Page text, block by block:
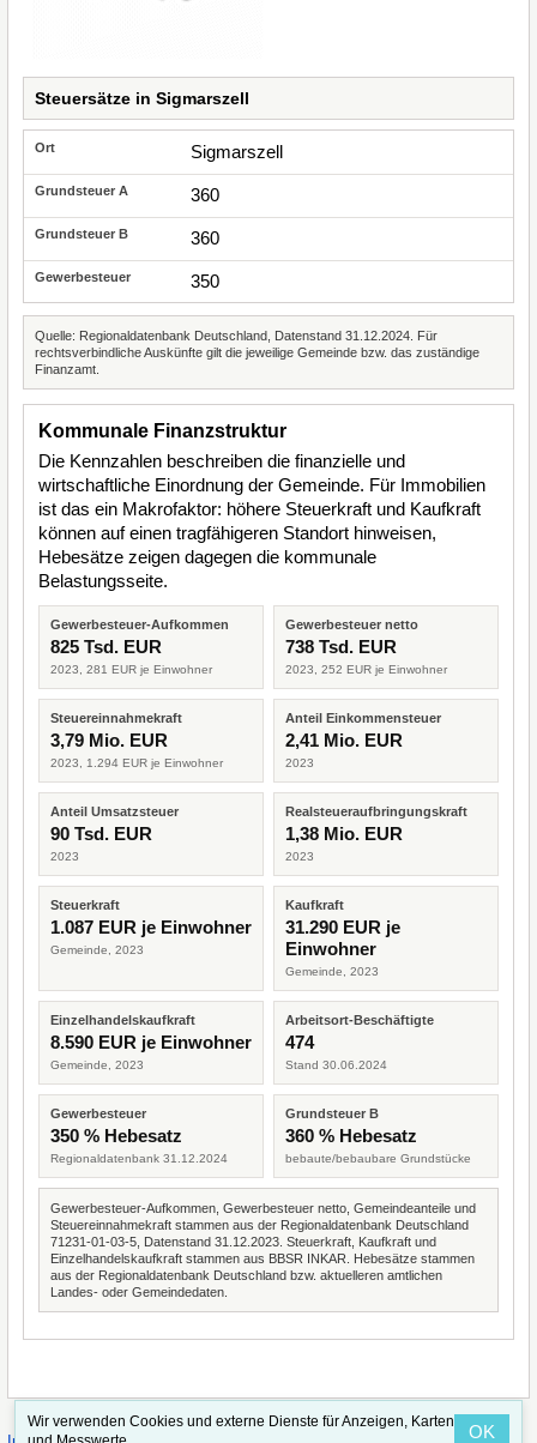
Steuersätze in Sigmarszell
Sigmarszell
360
360
350
Quelle: Regionaldatenbank Deutschland, Datenstand 31.12.2024. Für
rechtsverbindliche Auskünfte gilt die jeweilige Gemeinde bzw. das zuständige
Finanzamt.
Kommunale Finanzstruktur
Die Kennzahlen beschreiben die finanzielle und
wirtschaftliche Einordnung der Gemeinde. Für Immobilien
ist das ein Makrofaktor: höhere Steuerkraft und Kaufkraft
können auf einen tragfähigeren Standort hinweisen,
Hebesätze zeigen dagegen die kommunale
Belastungsseite.
Gewerbesteuer-Aufkommen
825 Tsd. EUR
2023, 281 EUR je Einwohner
Gewerbesteuer netto
738 Tsd. EUR
2023, 252 EUR je Einwohner
Steuereinnahmekraft
3,79 Mio. EUR
2023, 1.294 EUR je Einwohner
Anteil Einkommensteuer
2,41 Mio. EUR
2023
Anteil Umsatzsteuer
90 Tsd. EUR
2023
Realsteueraufbringungskraft
1,38 Mio. EUR
2023
Steuerkraft
1.087 EUR je Einwohner
Gemeinde, 2023
Kaufkraft
31.290 EUR je
Einwohner
Gemeinde, 2023
Einzelhandelskaufkraft
8.590 EUR je Einwohner
Gemeinde, 2023
Arbeitsort-Beschäftigte
474
Stand 30.06.2024
Gewerbesteuer
350 % Hebesatz
Regionaldatenbank 31.12.2024
Grundsteuer B
360 % Hebesatz
bebaute/bebaubare Grundstücke
Gewerbesteuer-Aufkommen, Gewerbesteuer netto, Gemeindeanteile und
Steuereinnahmekraft stammen aus der Regionaldatenbank Deutschland
71231-01-03-5, Datenstand 31.12.2023. Steuerkraft, Kaufkraft und
Einzelhandelskaufkraft stammen aus BBSR INKAR. Hebesätze stammen
aus der Regionaldatenbank Deutschland bzw. aktuelleren amtlichen
Landes- oder Gemeindedaten.
Wir verwenden Cookies und externe Dienste für Anzeigen, Karten
OK